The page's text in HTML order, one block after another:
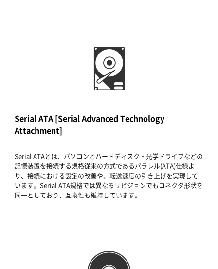
Serial ATA [Serial Advanced Technology
Attachment]
Serial ATAとは、パソコンとハードディスク・光学ドライブなどの
記憶装置を接続する規格従来の方式であるパラレル(ATA)仕様よ
り、接続における設定の改善や、転送速度の引き上げを実現して
います。Serial ATA規格では異なるリビジョンでもコネクタ形状を
同一としており、互換性も維持しています。